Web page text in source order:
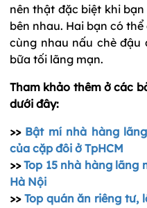
nên thật đặc biệt khi
bên nhau. Hai bạn có
cùng nhau nấu chè đậu
bữa tối lãng mạn.
Tham khảo thêm ở các
dưới đây:
>> Bật mí nhà hàng
của cặp đôi ở TpHCM
>>Top 15 nhà hàng lãng
Hà Nội
>> Top quán ăn riêng tư,